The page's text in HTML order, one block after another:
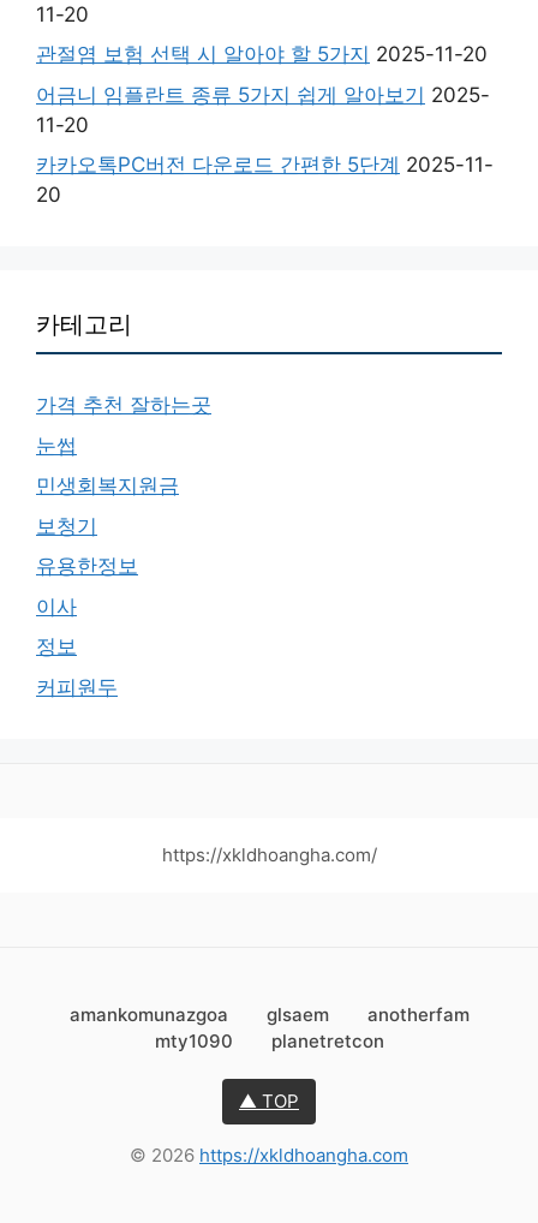
11-20
관절염 보험 선택 시 알아야 할 5가지 2025-11-20
어금니 임플란트 종류 5가지 쉽게 알아보기 2025-
11-20
카카오톡PC버전 다운로드 간편한 5단계 2025-11-
20
카테고리
가격 추천 잘하는곳
눈썹
민생회복지원금
보청기
유용한정보
이사
정보
커피원두
https://xkldhoangha.com/
amankomunazgoa glsaem
anotherfam
mty1090
planetretcon
▲ TOP
© 2026 https://xkldhoangha.com